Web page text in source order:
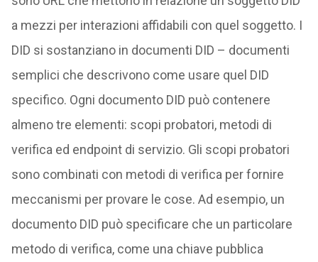
a mezzi per interazioni affidabili con quel soggetto. I
DID si sostanziano in documenti DID – documenti
semplici che descrivono come usare quel DID
specifico. Ogni documento DID può contenere
almeno tre elementi: scopi probatori, metodi di
verifica ed endpoint di servizio. Gli scopi probatori
sono combinati con metodi di verifica per fornire
meccanismi per provare le cose. Ad esempio, un
documento DID può specificare che un particolare
metodo di verifica, come una chiave pubblica